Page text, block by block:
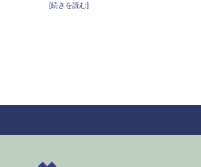
[続きを読む]